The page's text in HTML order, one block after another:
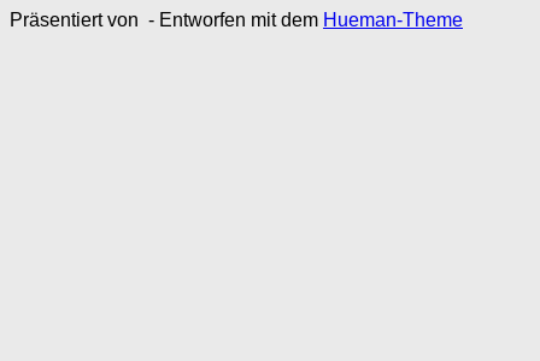
Präsentiert von - Entworfen mit dem Hueman-Theme